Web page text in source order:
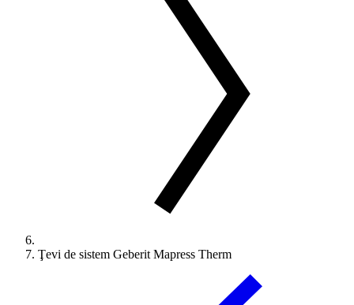
Ţevi de sistem Geberit Mapress Therm